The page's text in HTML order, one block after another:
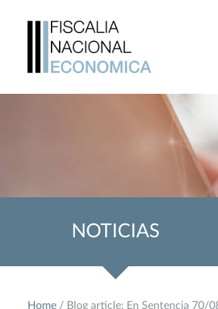
NOTICIAS
Home / Blog article: En Sentencia 70/